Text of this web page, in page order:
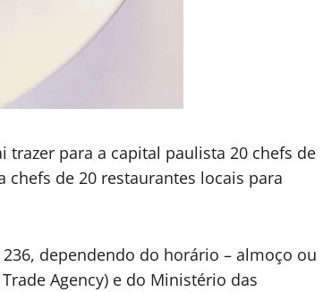
trazer para a capital paulista 20 chefs de
de 20 restaurantes locais para
dependendo do horário – almoço ou
Agency) e do Ministério das